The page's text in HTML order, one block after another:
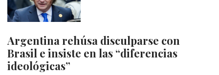
Argentina rehúsa disculparse con
Brasil e insiste en las “diferencias
ideológicas”